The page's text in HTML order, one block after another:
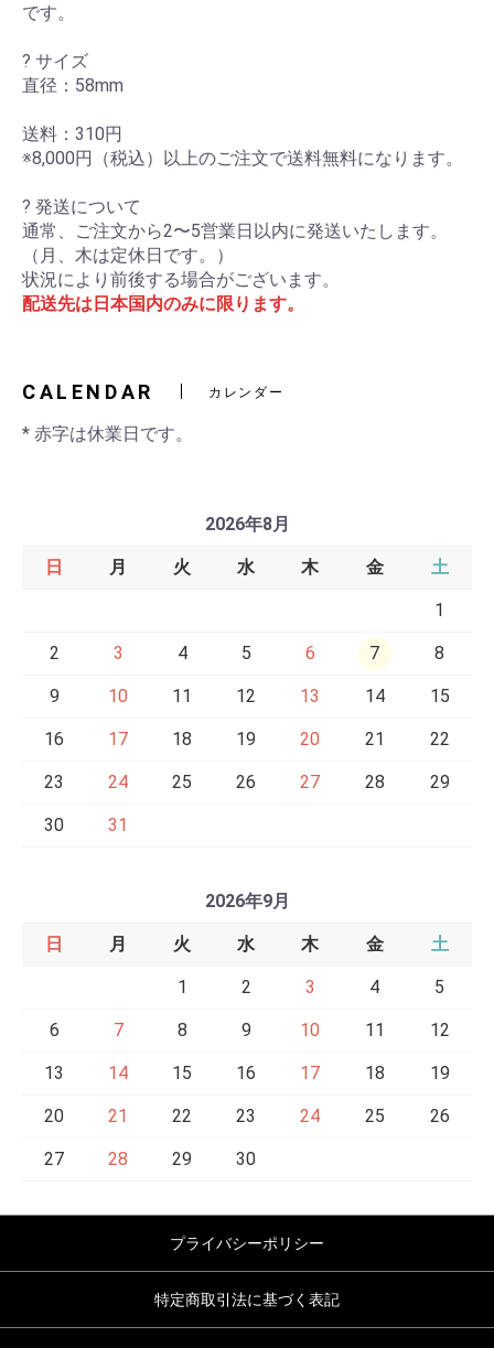
です。
? サイズ
直径：58mm
送料：310円
※8,000円（税込）以上のご注文で送料無料になります。
? 発送について
通常、ご注文から2〜5営業日以内に発送いたします。
（月、木は定休日です。）
状況により前後する場合がございます。
配送先は日本国内のみに限ります。
CALENDAR カレンダー
* 赤字は休業日です。
2026年8月
日 月 火 水 木 金 土
1
2 3 4 5 6 7 8
9 10 11 12 13 14 15
16 17 18 19 20 21 22
23 24 25 26 27 28 29
30 31
2026年9月
日 月 火 水 木 金 土
1 2 3 4 5
6 7 8 9 10 11 12
13 14 15 16 17 18 19
20 21 22 23 24 25 26
27 28 29 30
プライバシーポリシー
特定商取引法に基づく表記